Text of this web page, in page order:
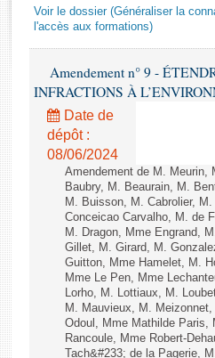
Rapports législatifs
Rapports sur l'application des lois
Baromètre de l’application des
Dossiers législatifs
Budget et sécurité sociale
Questions écrites et orales
Comptes rendus des débats
Voir le dossier (Généraliser la
l'accès aux formations)
Amendement n° 9 -
INFRACTIONS À
Date de
dépôt :
08/06/2024
Amendement de M. Meurin,
Baubry, M. Beaurain, M.
M. Buisson, M. Cabrolier,
Conceicao Carvalho, M. de
M. Dragon, Mme Engrand,
Gillet, M. Girard, M.
Guitton, Mme Hamelet, M.
Mme Le Pen, Mme
Lorho, M. Lottiaux, M.
M. Mauvieux, M.
Odoul, Mme Mathilde Paris,
Rancoule, Mme Robert-
Tach&#233; de la Pagerie,